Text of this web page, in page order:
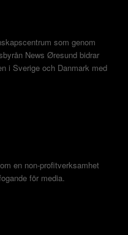
som genom
News Øresund bidrar
i Sverige och Danmark med
en non-profitverksamhet
för media.